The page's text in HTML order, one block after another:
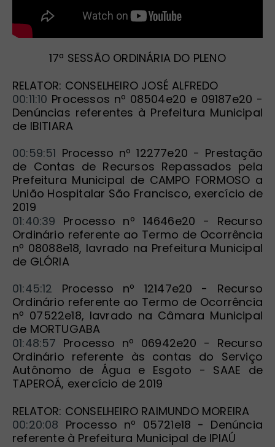
17ª SESSÃO ORDINÁRIA DO PLENO
RELATOR: CONSELHEIRO JOSÉ ALFREDO
00:11:10 Processos nº 08504e20 e 09187e20 -
Denúncias referentes à Prefeitura Municipal
de IBITIARA
00:59:51 Processo nº 12277e20 - Prestação
de Contas de Recursos Repassados pela
Prefeitura Municipal de CAMPO FORMOSO a
União Hospitalar São Francisco, exercício de
2019
01:40:39 Processo nº 14646e20 - Recurso
Ordinário referente ao Termo de Ocorrência
nº 08088e18, lavrado na Prefeitura Municipal
de GLÓRIA
01:45:12 Processo nº 12147e20 - Recurso
Ordinário referente ao Termo de Ocorrência
nº 07522e18, lavrado na Câmara Municipal
de MORTUGABA
01:48:57 Processo nº 06942e20 - Recurso
Ordinário referente às contas do Serviço
Autônomo de Água e Esgoto - SAAE de
TAPEROÁ, exercício de 2019
RELATOR: CONSELHEIRO RAIMUNDO MOREIRA
00:20:08 Processo nº 05721e18 - Denúncia
referente à Prefeitura Municipal de IPIAÚ